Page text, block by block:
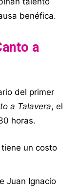
benéfica.
a
del primer
a Talavera, el
horas.
un costo
Juan Ignacio